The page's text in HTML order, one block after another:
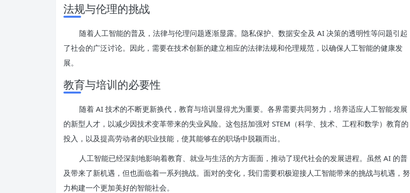
法规与伦理的挑战
随着人工智能的普及，法律与伦理问题逐渐显露。隐私保护、数据安全及 AI 决策的透明性等问题引起
了社会的广泛讨论。因此，需要在技术创新的建立相应的法律法规和伦理规范，以确保人工智能的健康发
展。
教育与培训的必要性
随着 AI 技术的不断更新换代，教育与培训显得尤为重要。各界需要共同努力，培养适应人工智能发展
的新型人才，以减少因技术变革带来的失业风险。这包括加强对 STEM（科学、技术、工程和数学）教育的
投入，以及提高劳动者的职业技能，使其能够在的职场中脱颖而出。
人工智能已经深刻地影响着教育、就业与生活的方方面面，推动了现代社会的发展进程。虽然 AI 的普
及带来了新机遇，但也面临着一系列挑战。面对的变化，我们需要积极迎接人工智能带来的挑战与机遇，努
力构建一个更加美好的智能社会。